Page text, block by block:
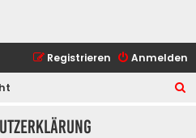
Anmelden
Registrieren